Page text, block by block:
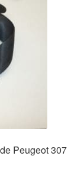
Peugeot 307